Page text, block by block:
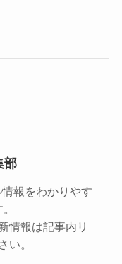
部
報をわかりやす
情報は記事内リ
い。